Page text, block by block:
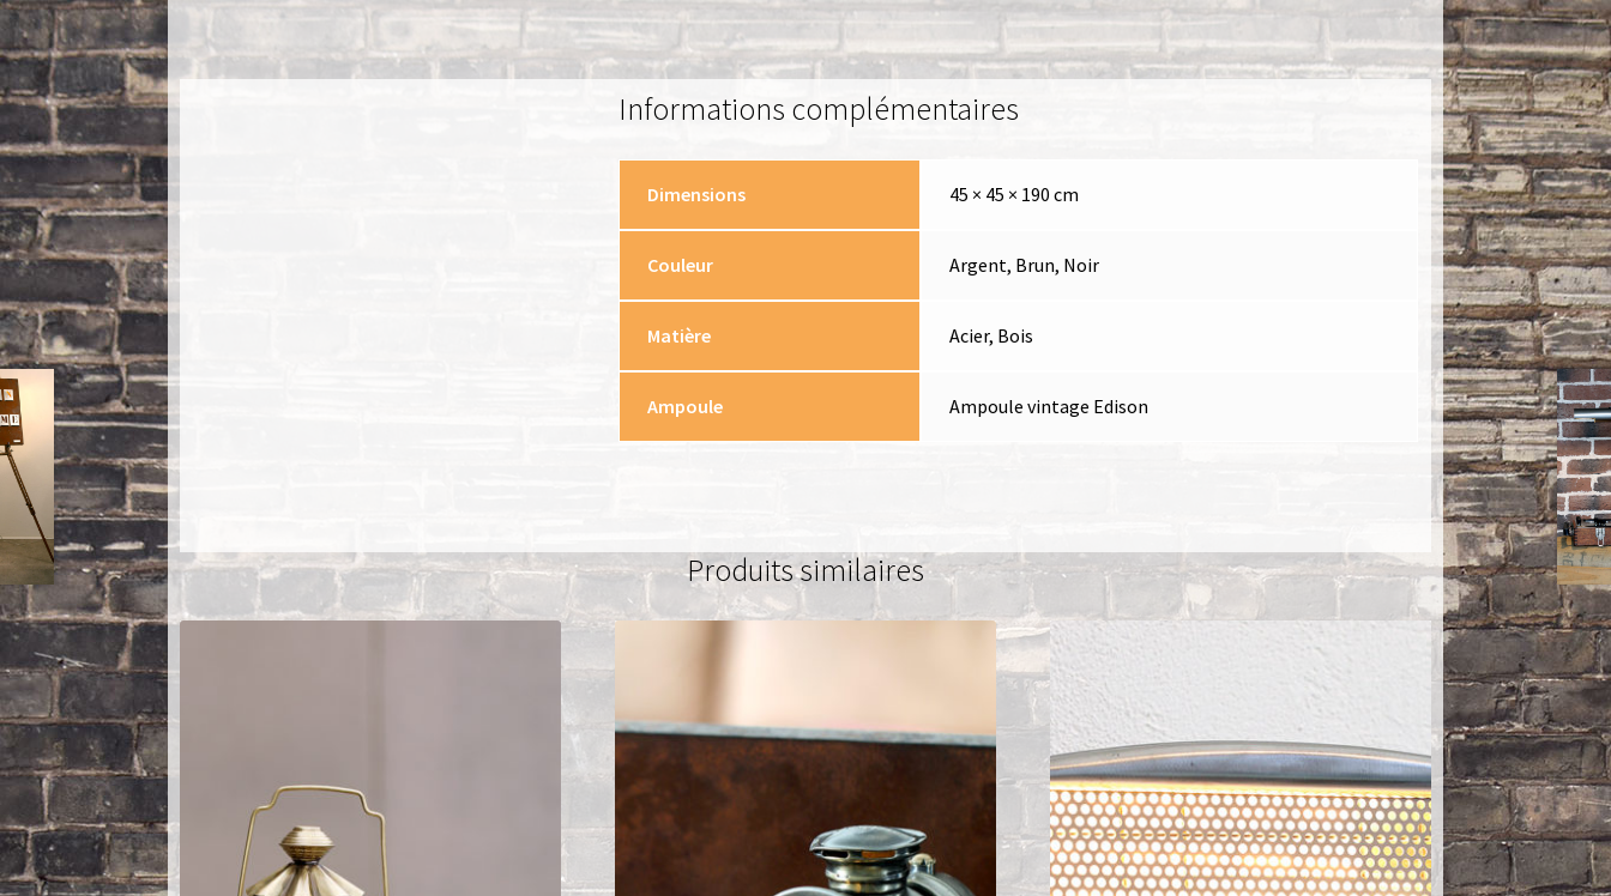
Informations complémentaires
Dimensions 45 × 45 × 190 cm
Couleur Argent, Brun, Noir
Matière Acier, Bois
Ampoule Ampoule vintage Edison
Produits similaires